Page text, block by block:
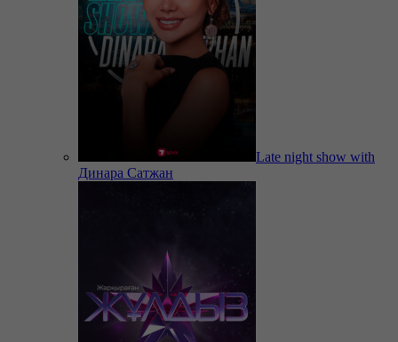
Late night show with
Динара Сатжан